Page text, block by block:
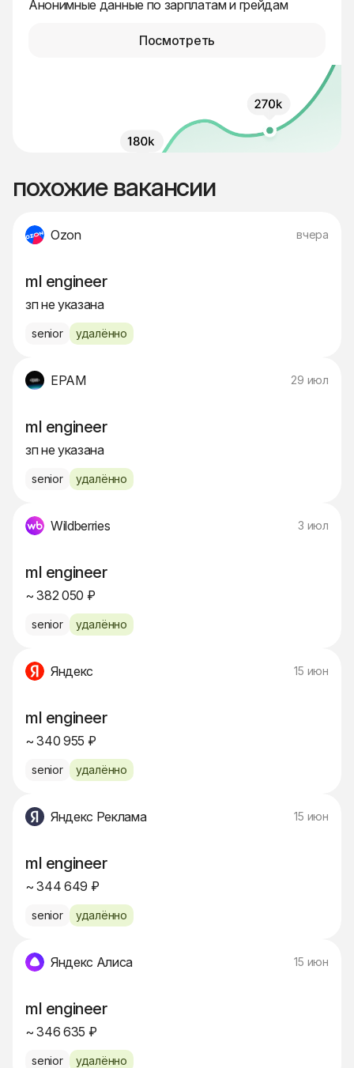
Анонимные данные по зарплатам и грейдам
Посмотреть
похожие вакансии
Ozon вчера
ml engineer
зп не указана
senior удалённо
EPAM 29 июл
ml engineer
зп не указана
senior удалённо
Wildberries 3 июл
ml engineer
~ 382 050 ₽
senior удалённо
Яндекс 15 июн
ml engineer
~ 340 955 ₽
senior удалённо
Яндекс Реклама 15 июн
ml engineer
~ 344 649 ₽
senior удалённо
Яндекс Алиса 15 июн
ml engineer
~ 346 635 ₽
senior удалённо